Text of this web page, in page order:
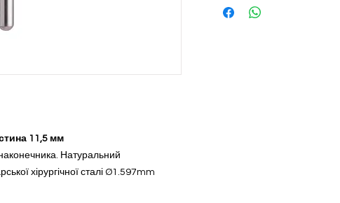
11,5 мм
Натуральний
хірургічної сталі Ø1.597mm